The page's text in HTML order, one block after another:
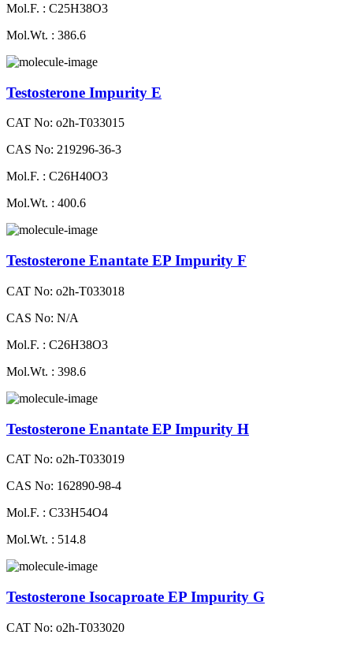
Mol.F. : C25H38O3
Mol.Wt. : 386.6
Testosterone Impurity E
CAT No: o2h-T033015
CAS No: 219296-36-3
Mol.F. : C26H40O3
Mol.Wt. : 400.6
Testosterone Enantate EP Impurity F
CAT No: o2h-T033018
CAS No: N/A
Mol.F. : C26H38O3
Mol.Wt. : 398.6
Testosterone Enantate EP Impurity H
CAT No: o2h-T033019
CAS No: 162890-98-4
Mol.F. : C33H54O4
Mol.Wt. : 514.8
Testosterone Isocaproate EP Impurity G
CAT No: o2h-T033020